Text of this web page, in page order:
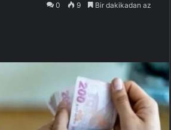
0 9 Bir dakikadan az